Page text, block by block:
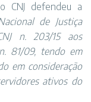
CNJ defendeu a
de Justiça
n. 203/15 aos
81/09, tendo em
em consideração
ativos do